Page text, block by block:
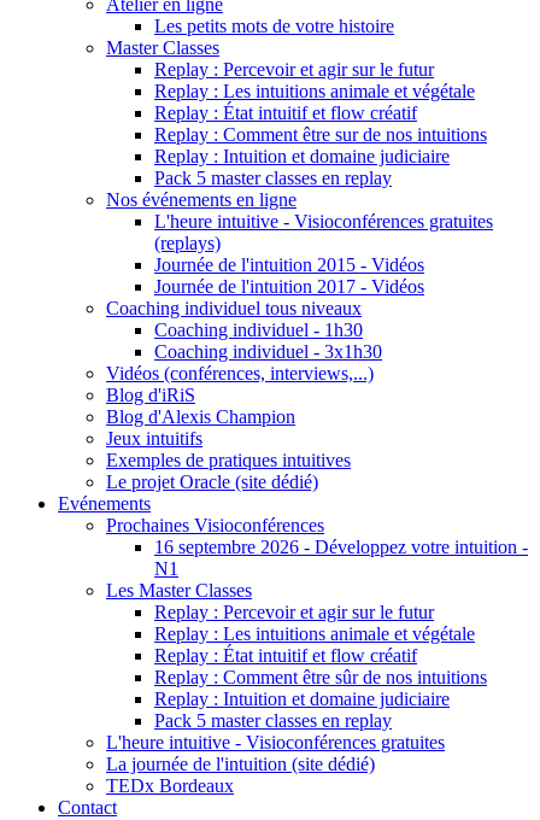
Atelier en ligne
Les petits mots de votre histoire
Master Classes
Replay : Percevoir et agir sur le futur
Replay : Les intuitions animale et végétale
Replay : État intuitif et flow créatif
Replay : Comment être sur de nos intuitions
Replay : Intuition et domaine judiciaire
Pack 5 master classes en replay
Nos événements en ligne
L'heure intuitive - Visioconférences gratuites
(replays)
Journée de l'intuition 2015 - Vidéos
Journée de l'intuition 2017 - Vidéos
Coaching individuel tous niveaux
Coaching individuel - 1h30
Coaching individuel - 3x1h30
Vidéos (conférences, interviews,...)
Blog d'iRiS
Blog d'Alexis Champion
Jeux intuitifs
Exemples de pratiques intuitives
Le projet Oracle (site dédié)
Evénements
Prochaines Visioconférences
16 septembre 2026 - Développez votre intuition -
N1
Les Master Classes
Replay : Percevoir et agir sur le futur
Replay : Les intuitions animale et végétale
Replay : État intuitif et flow créatif
Replay : Comment être sûr de nos intuitions
Replay : Intuition et domaine judiciaire
Pack 5 master classes en replay
L'heure intuitive - Visioconférences gratuites
La journée de l'intuition (site dédié)
TEDx Bordeaux
Contact